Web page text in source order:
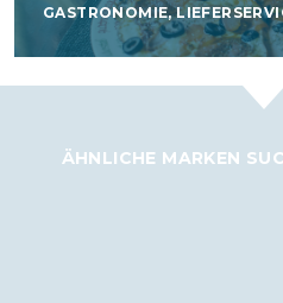
GASTRONOMIE,
ÄHNLICHE MARKEN